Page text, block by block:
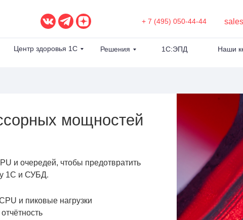
+ 7 (495) 050-44-44
1С:ЭПД
Решения
Центр здоровья 1С Наши
и пиковые нагрузки
мощностей
и очередей, чтобы предотвратить
1С и СУБД.